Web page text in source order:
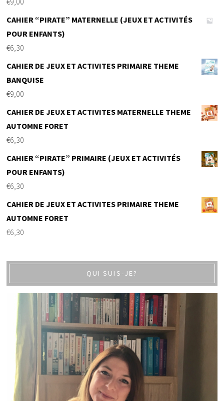
CAHIER “PIRATE” MATERNELLE (JEUX ET ACTIVITÉS
POUR ENFANTS)
€6,30
CAHIER DE JEUX ET ACTIVITES PRIMAIRE THEME
BANQUISE
€9,00
CAHIER DE JEUX ET ACTIVITES MATERNELLE THEME
AUTOMNE FORET
€6,30
CAHIER “PIRATE” PRIMAIRE (JEUX ET ACTIVITÉS
POUR ENFANTS)
€6,30
CAHIER DE JEUX ET ACTIVITES PRIMAIRE THEME
AUTOMNE FORET
€6,30
QUI SUIS-JE?